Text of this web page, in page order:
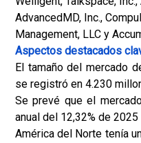
AdvancedMD, Inc.,
Management, LLC y
Aspectos destacados
El tamaño del mercado
se registró en 4.230
Se prevé que el
anual del 12,32% de 2025
América del Norte tenía